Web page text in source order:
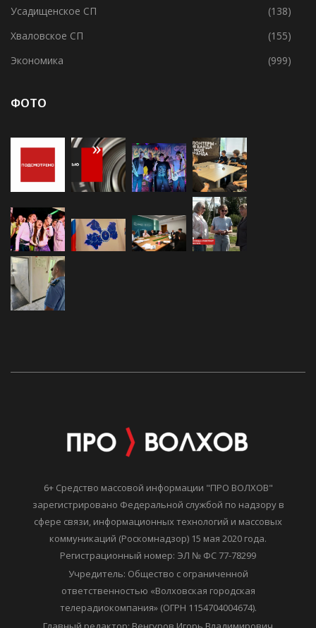
Спорт
(1 007)
Усадищенское СП
(138)
Хваловское СП
(155)
6+ Средство массовой информации "ПРО ВОЛХОВ"
зарегистрировано Федеральной службой по надзору в
сфере связи, информационных технологий и массовых
коммуникаций (Роскомнадзор) 15 мая 2020 года.
Регистрационный номер: ЭЛ № ФС 77-78299
Учредитель: Общество с ограниченной
ответственностью «Волховская городская